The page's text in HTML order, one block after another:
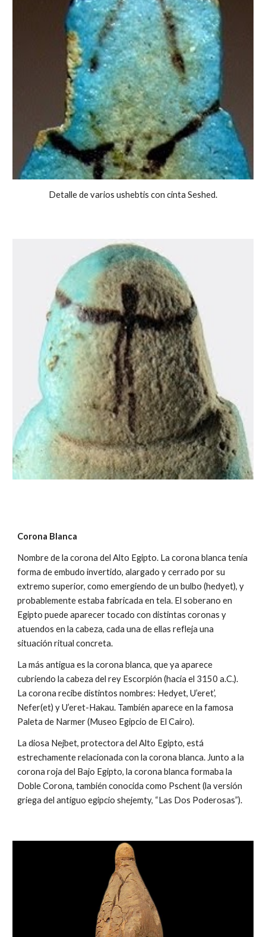
Detalle de varios ushebtis con cinta Seshed.
Corona Blanca
Nombre de la corona del Alto Egipto. La corona blanca tenía
forma de embudo invertido, alargado y cerrado por su
extremo superior, como emergiendo de un bulbo (hedyet), y
probablemente estaba fabricada en tela. El soberano en
Egipto puede aparecer tocado con distintas coronas y
atuendos en la cabeza, cada una de ellas refleja una
situación ritual concreta.
La más antigua es la corona blanca, que ya aparece
cubriendo la cabeza del rey Escorpión (hacia el 3150 a.C.).
La corona recibe distintos nombres: Hedyet, U’eret’,
Nefer(et) y U’eret-Hakau. También aparece en la famosa
Paleta de Narmer (Museo Egipcio de El Cairo).
La diosa Nejbet, protectora del Alto Egipto, está
estrechamente relacionada con la corona blanca. Junto a la
corona roja del Bajo Egipto, la corona blanca formaba la
Doble Corona, también conocida como Pschent (la versión
griega del antiguo egipcio shejemty, “Las Dos Poderosas”).